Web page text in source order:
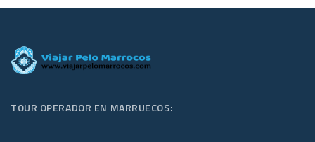
TOUR OPERADOR EN MARRUECOS: